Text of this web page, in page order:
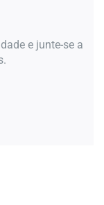
e junte-se a